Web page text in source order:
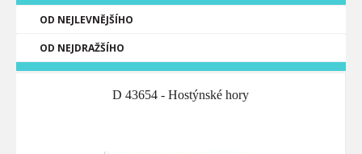
OD NEJLEVNĚJŠÍHO
OD NEJDRAŽŠÍHO
D 43654 - Hostýnské hory